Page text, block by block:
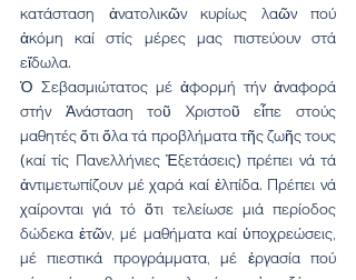
κατάσταση ἀνατολικῶν κυρίως λαῶν πού
ἀκόμη καί στίς μέρες μας πιστεύουν στά
εἴδωλα.
Ὁ Σεβασμιώτατος μέ ἀφορμή τήν ἀναφορά
στήν Ἀνάσταση τοῦ Χριστοῦ εἶπε στούς
μαθητές ὅτι ὅλα τά προβλήματα τῆς ζωῆς τους
(καί τίς Πανελλήνιες Ἐξετάσεις) πρέπει νά τά
ἀντιμετωπίζουν μέ χαρά καί ἐλπίδα. Πρέπει νά
χαίρονται γιά τό ὅτι τελείωσε μιά περίοδος
δώδεκα ἐτῶν, μέ μαθήματα καί ὑποχρεώσεις,
μέ πιεστικά προγράμματα, μέ ἐργασία πού